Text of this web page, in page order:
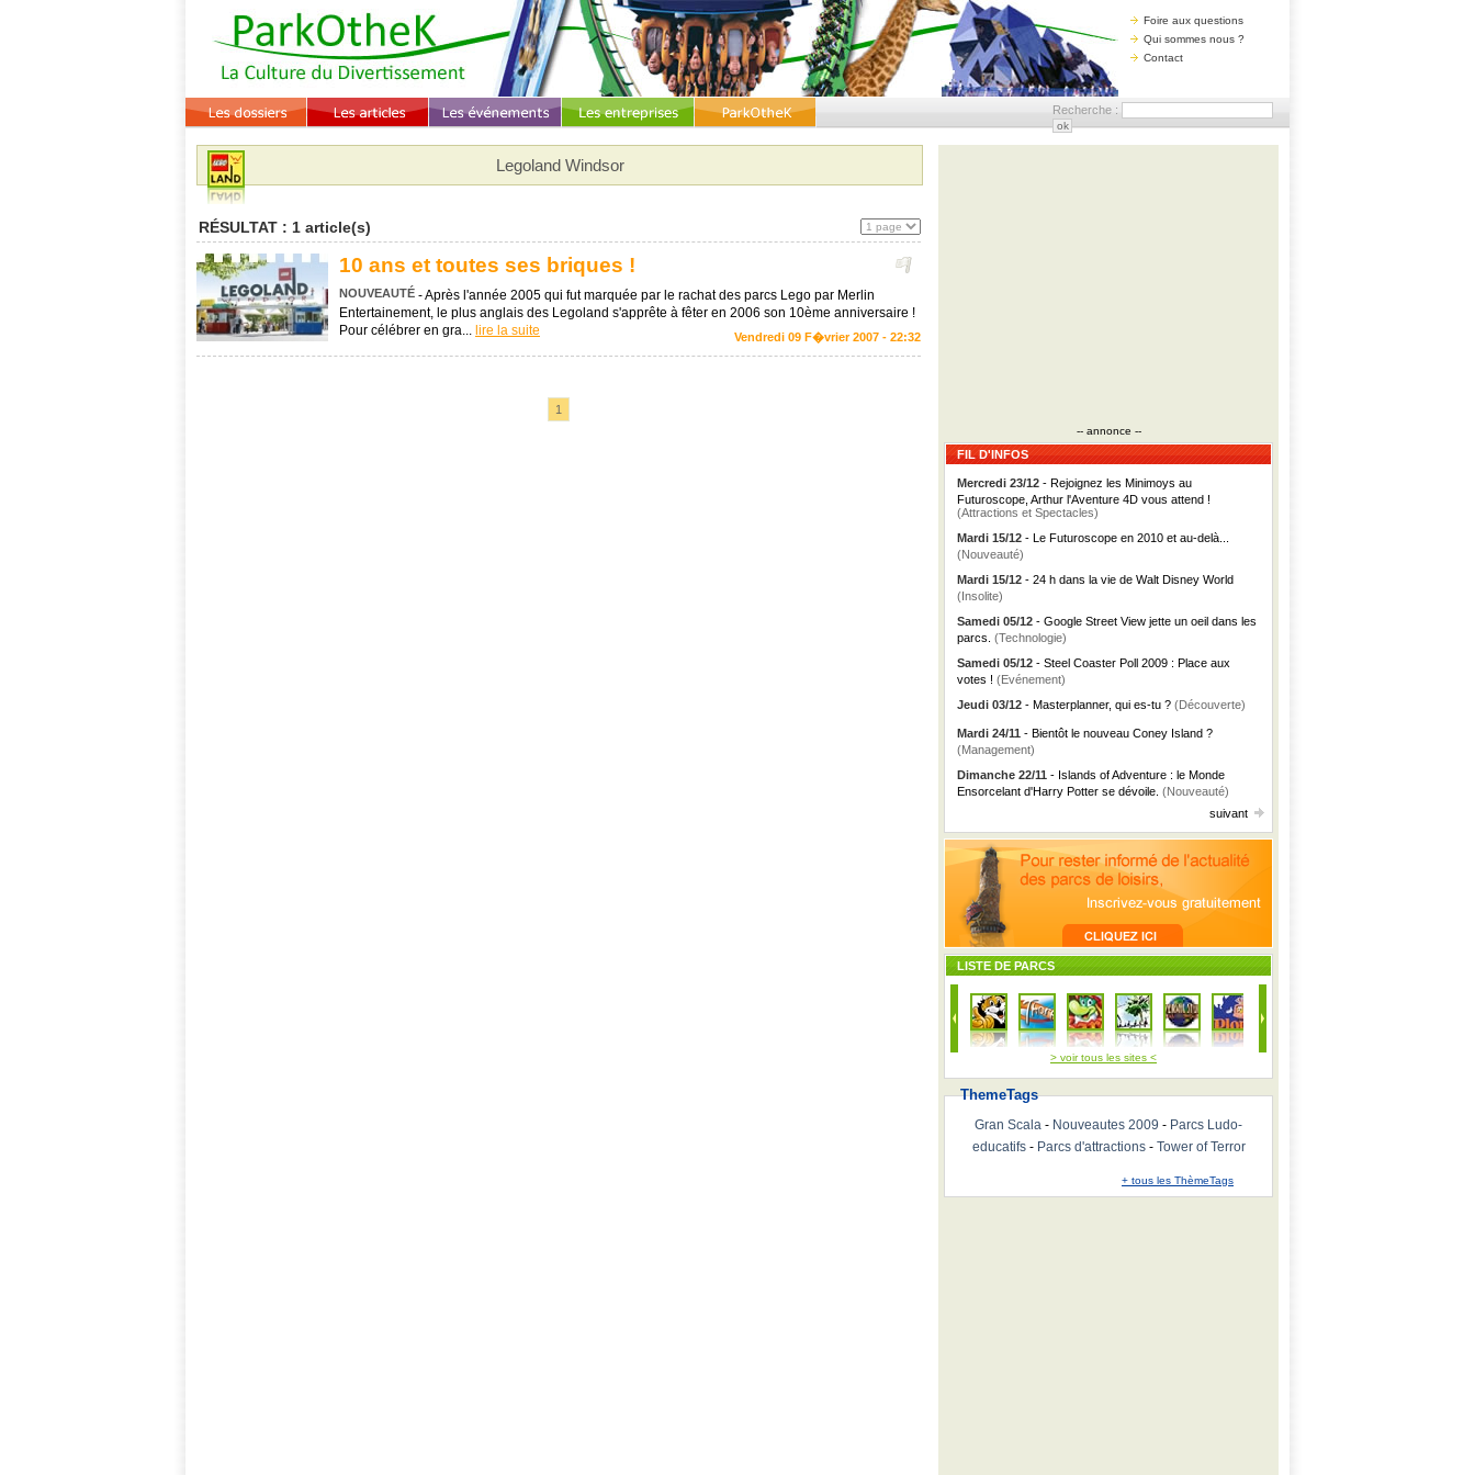
Foire aux questions
Qui sommes nous ?
Contact
Recherche :
Legoland Windsor
RÉSULTAT : 1 article(s)
10 ans et toutes ses briques !
NOUVEAUTÉ - Après l'année 2005 qui fut marquée par le rachat des parcs Lego par Merlin
Entertainement, le plus anglais des Legoland s'apprête à fêter en 2006 son 10ème anniversaire !
Pour célébrer en gra... lire la suite Vendredi 09 F�vrier 2007 - 22:32
1
-- annonce --
FIL D'INFOS
Mercredi 23/12 - Rejoignez les Minimoys au
Futuroscope, Arthur l'Aventure 4D vous attend !
(Attractions et Spectacles)
Mardi 15/12 - Le Futuroscope en 2010 et au-delà...
(Nouveauté)
Mardi 15/12 - 24 h dans la vie de Walt Disney World
(Insolite)
Samedi 05/12 - Google Street View jette un oeil dans les
parcs. (Technologie)
Samedi 05/12 - Steel Coaster Poll 2009 : Place aux
votes ! (Evénement)
Jeudi 03/12 - Masterplanner, qui es-tu ? (Découverte)
Mardi 24/11 - Bientôt le nouveau Coney Island ?
(Management)
Dimanche 22/11 - Islands of Adventure : le Monde
Ensorcelant d'Harry Potter se dévoile. (Nouveauté)
suivant
LISTE DE PARCS
> voir tous les sites <
ThemeTags
Gran Scala - Nouveautes 2009 - Parcs Ludo-
educatifs- Parcs d'attractions- Tower of Terror
+ tous les ThèmeTags